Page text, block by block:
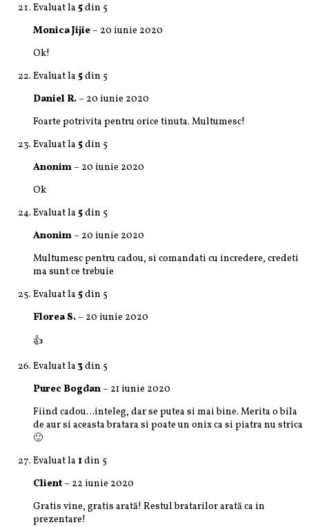
Evaluat la 5din 5
Monica Jijie – 20 iunie 2020
Ok!
Evaluat la 5din 5
Daniel R. – 20 iunie 2020
Foarte potrivita pentru orice tinuta. Multumesc!
Evaluat la 5din 5
Anonim – 20 iunie 2020
Ok
Evaluat la 5din 5
Anonim – 20 iunie 2020
Multumesc pentru cadou, si comandati cu incredere, credeti
ma sunt ce trebuie
Evaluat la 5din 5
Florea S. – 20 iunie 2020
👍
Evaluat la 3din 5
Purec Bogdan – 21 iunie 2020
Fiind cadou…inteleg, dar se putea si mai bine. Merita o bila
de aur si aceasta bratara si poate un onix ca si piatra nu strica
🙂
Evaluat la 1din 5
Client – 22 iunie 2020
Gratis vine, gratis arată! Restul bratarilor arată ca in
prezentare!